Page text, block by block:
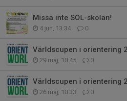
Missa inte SOL-skolan!
4 jun, 13:34 0
Världscupen i orientering
29 maj, 10:45 0
Världscupen i orientering
26 maj, 10:33 0